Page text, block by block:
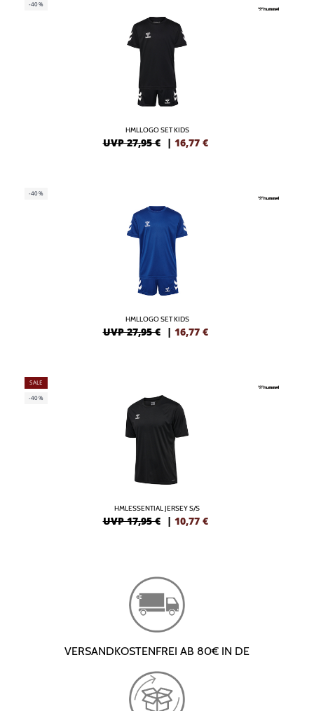
-40%
HMLLOGO SET KIDS
UVP 27,95 € | 16,77 €
-40%
HMLLOGO SET KIDS
UVP 27,95 € | 16,77 €
SALE
-40%
HMLESSENTIAL JERSEY S/S
UVP 17,95 € | 10,77 €
VERSANDKOSTENFREI AB 80€ IN DE